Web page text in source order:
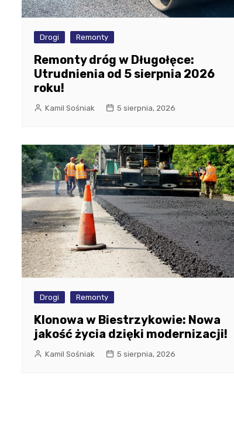
Drogi Remonty
Remonty dróg w Długołęce:
Utrudnienia od 5 sierpnia 2026
roku!
Kamil Sośniak 5 sierpnia, 2026
Drogi Remonty
Klonowa w Biestrzykowie: Nowa
jakość życia dzięki modernizacji!
Kamil Sośniak 5 sierpnia, 2026